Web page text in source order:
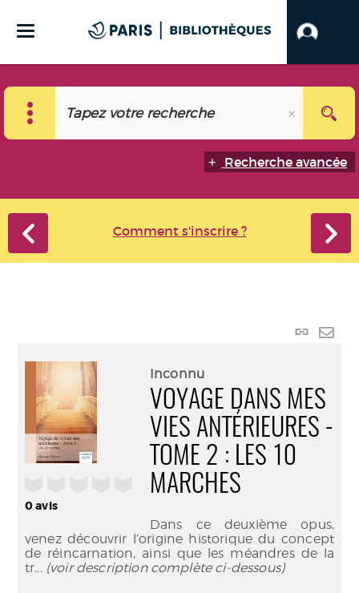
Recherche avancée
Comment s'inscrire ?
Lien
0avis
Inconnu
VOYAGE DANS MES
VIES ANTÉRIEURES -
TOME 2 : LES 10
MARCHES
Dans ce deuxième opus,
venez découvrir l’origine historique du concept
de réincarnation, ainsi que les méandres de la
tr... (voir description complète ci-dessous)